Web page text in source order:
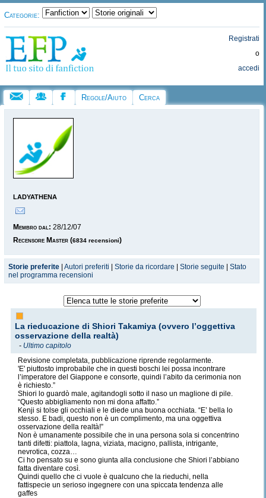
Categorie:
Registrati
o
accedi
Regole/Aiuto Cerca
ladyathena
Membro dal: 28/12/07
Recensore Master (6834 recensioni)
Storie preferite Autori preferiti Storie da ricordare Storie seguite
Stato
nel programma recensioni
La rieducazione di Shiori Takamiya (ovvero l’oggettiva
osservazione della realtà)
- Ultimo capitolo
Revisione completata, pubblicazione riprende regolarmente.
'E' piuttosto improbabile che in questi boschi lei possa incontrare
l’imperatore del Giappone e consorte, quindi l’abito da cerimonia non
è richiesto.”
Shiori lo guardò male, agitandogli sotto il naso un maglione di pile.
“Questo abbigliamento non mi dona affatto.”
Kenji si tolse gli occhiali e le diede una buona occhiata. “E’ bella lo
stesso. E badi, questo non è un complimento, ma una oggettiva
osservazione della realtà!”
Non è umanamente possibile che in una persona sola si concentrino
tanti difetti: piattola, lagna, viziata, macigno, pallista, intrigante,
nevrotica, cozza…
Ci ho pensato su e sono giunta alla conclusione che Shiori l’abbiano
fatta diventare così.
Quindi quello che ci vuole è qualcuno che la rieduchi, nella
fattispecie un serioso ingegnere con una spiccata tendenza alle
gaffes